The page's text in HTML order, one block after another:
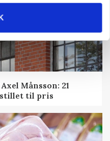
Månsson: 21
til pris